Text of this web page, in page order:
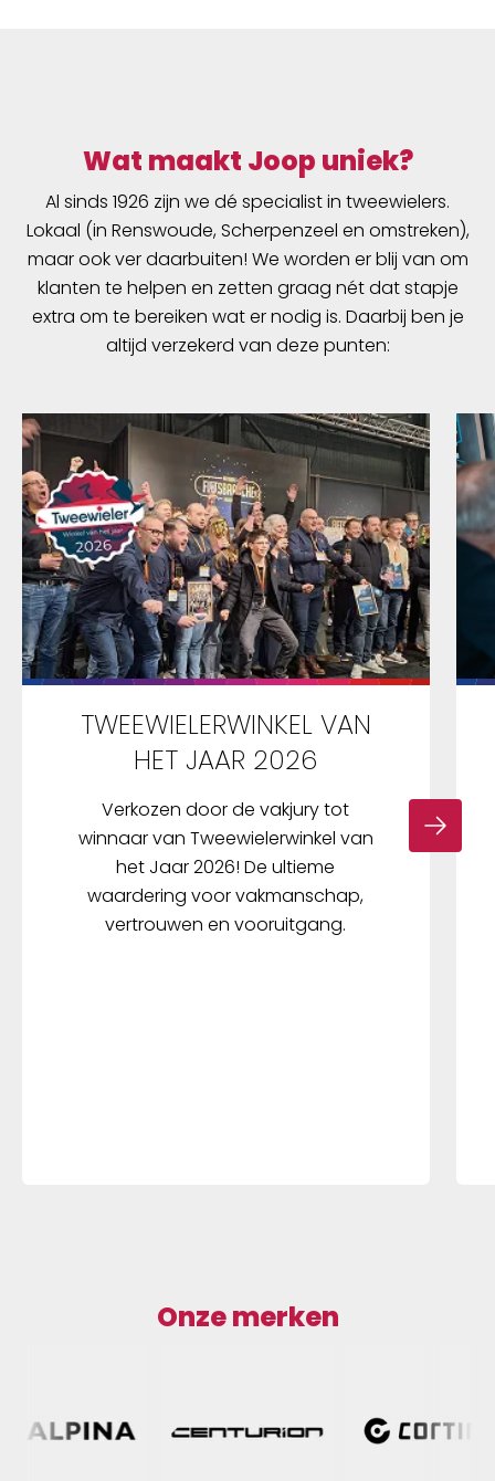
Wat maakt Joop uniek?
Al sinds 1926 zijn we dé specialist in tweewielers.
Lokaal (in Renswoude, Scherpenzeel en omstreken),
maar ook ver daarbuiten! We worden er blij van om
klanten te helpen en zetten graag nét dat stapje
extra om te bereiken wat er nodig is. Daarbij ben je
altijd verzekerd van deze punten:
TWEEWIELERWINKEL VAN
HET JAAR 2026
Verkozen door de vakjury tot
winnaar van Tweewielerwinkel van
het Jaar 2026! De ultieme
waardering voor vakmanschap,
vertrouwen en vooruitgang.
Onze merken